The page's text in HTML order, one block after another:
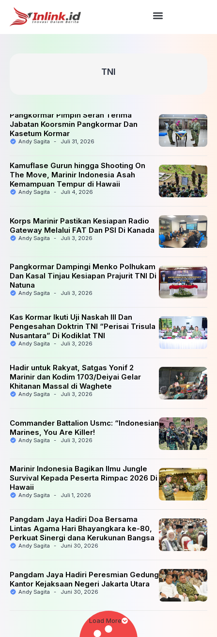
TNI
Pangkormar Pimpin Serah Terima
Jabatan Koorsmin Pangkormar Dan
Kasetum Kormar
Andy Sagita - Juli 31, 2026
Kamuflase Gurun hingga Shooting On
The Move, Marinir Indonesia Asah
Kemampuan Tempur di Hawaii
Andy Sagita - Juli 4, 2026
Korps Marinir Pastikan Kesiapan Radio
Gateway Melalui FAT Dan PSI Di Kanada
Andy Sagita - Juli 3, 2026
Pangkormar Dampingi Menko Polhukam
Dan Kasal Tinjau Kesiapan Prajurit TNI Di
Natuna
Andy Sagita - Juli 3, 2026
Kas Kormar Ikuti Uji Naskah III Dan
Pengesahan Doktrin TNI “Perisai Trisula
Nusantara” Di Kodiklat TNI
Andy Sagita - Juli 3, 2026
Hadir untuk Rakyat, Satgas Yonif 2
Marinir dan Kodim 1703/Deiyai Gelar
Khitanan Massal di Waghete
Andy Sagita - Juli 3, 2026
Commander Battalion Usmc: “Indonesian
Marines, You Are Killer!
Andy Sagita - Juli 3, 2026
Marinir Indonesia Bagikan Ilmu Jungle
Survival Kepada Peserta Rimpac 2026 Di
Hawaii
Andy Sagita - Juli 1, 2026
Pangdam Jaya Hadiri Doa Bersama
Lintas Agama Hari Bhayangkara ke-80,
Perkuat Sinergi dana Kerukunan Bangsa
Andy Sagita - Juni 30, 2026
Pangdam Jaya Hadiri Peresmian Gedung
Kantor Kejaksaan Negeri Jakarta Utara
Andy Sagita - Juni 30, 2026
Load More